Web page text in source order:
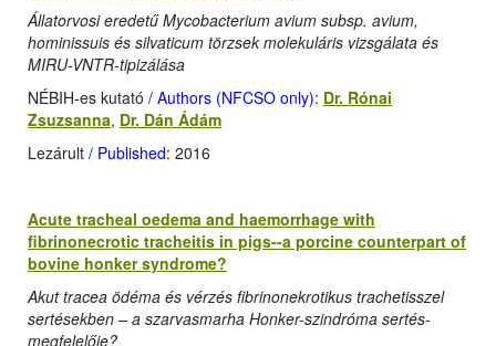
Állatorvosi eredetű Mycobacterium avium subsp. avium,
hominissuis és silvaticum törzsek molekuláris vizsgálata és
MIRU-VNTR-tipizálása
NÉBIH-es kutató / Authors (NFCSO only): Dr. Rónai
Zsuzsanna, Dr. Dán Ádám
Lezárult / Published: 2016
Acute tracheal oedema and haemorrhage with
fibrinonecrotic tracheitis in pigs--a porcine counterpart of
bovine honker syndrome?
Akut tracea ödéma és vérzés fibrinonekrotikus trachetisszel
sertésekben – a szarvasmarha Honker-szindróma sertés-
megfelelője?